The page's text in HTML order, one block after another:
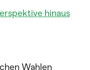
hinaus
Wahlen